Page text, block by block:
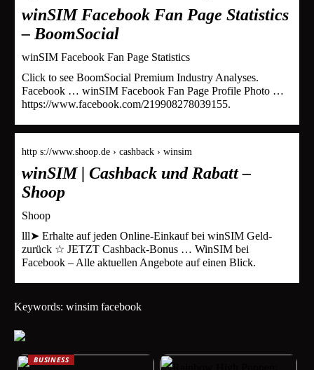
winSIM Facebook Fan Page Statistics
– BoomSocial
winSIM Facebook Fan Page Statistics
Click to see BoomSocial Premium Industry Analyses.
Facebook … winSIM Facebook Fan Page Profile Photo …
https://www.facebook.com/219908278039155.
http s://www.shoop.de › cashback › winsim
winSIM | Cashback und Rabatt –
Shoop
Shoop
lll➤ Erhalte auf jeden Online-Einkauf bei winSIM Geld-
zurück ☆ JETZT Cashback-Bonus … WinSIM bei
Facebook – Alle aktuellen Angebote auf einen Blick.
Keywords: winsim facebook
BUSINESS